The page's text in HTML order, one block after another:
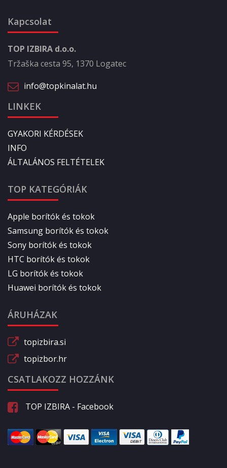
Kapcsolat
TOP IZBIRA d.o.o.
Tržaška cesta 95, 1370 Logatec
info@topkinalat.hu
LINKEK
GYAKORI KÉRDÉSEK
INFO
ÁLTALÁNOS FELTÉTELEK
TOP KATEGÓRIÁK
Apple borítók és tokok
Samsung borítók és tokok
Sony borítók és tokok
HTC borítók és tokok
LG borítók és tokok
Huawei borítók és tokok
ÁRUHÁZAK
topizbira.si
topizbor.hr
CSATLAKOZZ HOZZÁNK
TOP IZBIRA - Facebook